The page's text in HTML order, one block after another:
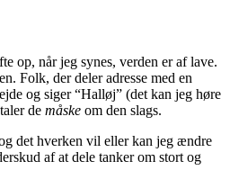
op, når jeg synes, verden er af lave.
Folk, der deler adresse med en
og siger “Halløj” (det kan jeg høre
de måske om den slags.
det hverken vil eller kan jeg ændre
af at dele tanker om stort og